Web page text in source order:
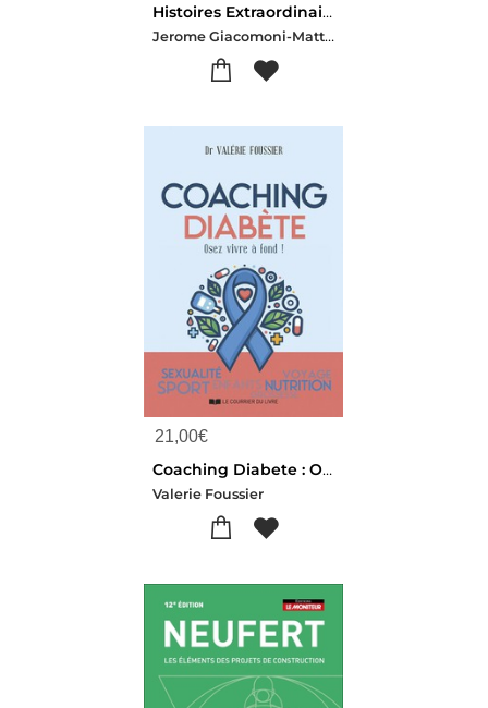
Histoires Extraordinaires De Ballons : De La Montgolfiere A La Vasque Olympique
Jerome Giacomoni-Matthieu Gobbi
21,00€
Coaching Diabete : Osez Vivre A Fond !
Valerie Foussier